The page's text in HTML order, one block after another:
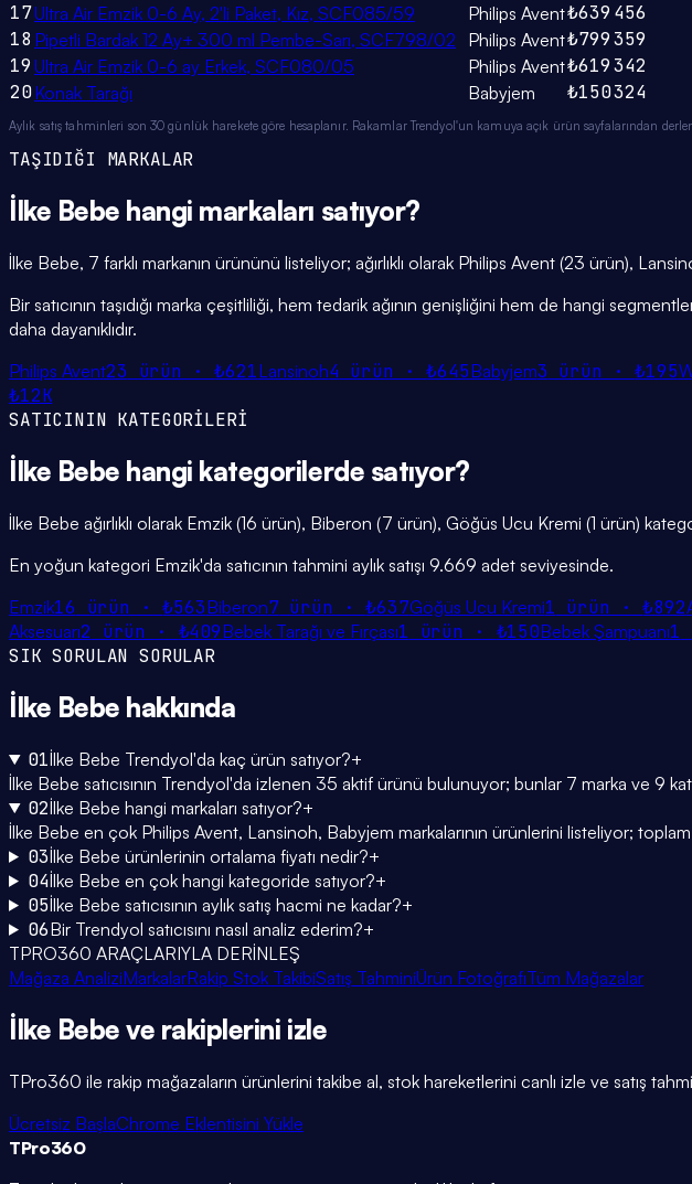
17Ultra Air Emzik 0-6 Ay, 2'li Paket, Kız, SCF085/59 Philips Avent₺639 456
18 Pipetli Bardak 12 Ay+ 300 ml Pembe-Sarı, SCF798/02 Philips Avent₺799359
19 Ultra Air Emzik 0-6 ay Erkek, SCF080/05 Philips Avent₺619342
20Konak Tarağı Babyjem ₺150324
Aylık satış tahminleri son 30 günlük harekete göre hesaplanır. Rakamlar Trendyol'un kamuya açık ürün sayfalarından
TAŞIDIĞI MARKALAR
İlke Bebe hangi markaları satıyor?
İlke Bebe, 7 farklı markanın ürününü listeliyor; ağırlıklı olarak Philips Avent (23 ürün),
Bir satıcının taşıdığı marka çeşitliliği, hem tedarik ağının genişliğini hem de hangi
daha dayanıklıdır.
Philips Avent23 ürün ·₺621Lansinoh4 ürün ·₺645Babyjem3 ürün ·₺195
₺12K
SATICININ KATEGORİLERİ
İlke Bebe hangi kategorilerde satıyor?
İlke Bebe ağırlıklı olarak Emzik (16 ürün), Biberon (7 ürün), Göğüs Ucu Kremi (1 ürün)
En yoğun kategori Emzik'da satıcının tahmini aylık satışı 9.669 adet seviyesinde.
Emzik16 ürün ·₺563Biberon7ürün ·₺637Göğüs Ucu Kremi1 ürün ·₺892
Aksesuarı2 ürün · ₺409Bebek Tarağı ve Fırçası1 ürün · ₺150Bebek Şampuanı1
SIK SORULAN SORULAR
İlke Bebe hakkında
01İlke Bebe Trendyol'da kaç ürün satıyor?+
İlke Bebe satıcısının Trendyol'da izlenen 35 aktif ürünü bulunuyor; bunlar 7 marka ve 9
02İlke Bebe hangi markaları satıyor?+
İlke Bebe en çok Philips Avent, Lansinoh, Babyjem markalarının ürünlerini listeliyor; toplam
03İlke Bebe ürünlerinin ortalama fiyatı nedir?+
04İlke Bebe en çok hangi kategoride satıyor?+
05İlke Bebe satıcısının aylık satış hacmi ne kadar?+
06Bir Trendyol satıcısını nasıl analiz ederim?+
TPRO360 ARAÇLARIYLA DERİNLEŞ
Mağaza AnaliziMarkalarRakip Stok TakibiSatış TahminiÜrün FotoğrafıTüm Mağazalar
İlke Bebe ve rakiplerini izle
TPro360 ile rakip mağazaların ürünlerini takibe al, stok hareketlerini canlı izle ve satış
Ücretsiz BaşlaChrome Eklentisini Yükle
TPro360